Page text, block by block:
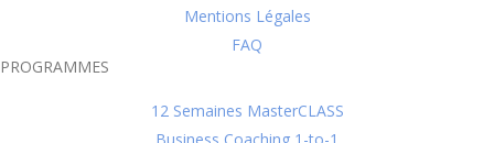
Mentions Légales
FAQ
PROGRAMMES
12 Semaines MasterCLASS